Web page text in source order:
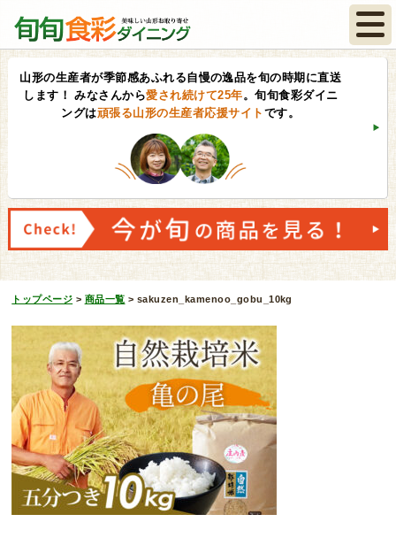
山形の生産者が季節感あふれる自慢の逸品を旬の時期に直送
します！ みなさんから愛され続けて25年。旬旬食彩ダイニ
ングは頑張る山形の生産者応援サイト です。
トップページ > 商品一覧 > sakuzen_kamenoo_gobu_10kg